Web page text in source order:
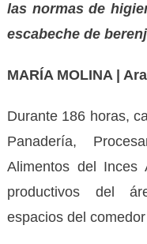
las normas de
escabeche de
MARÍA MOLINA |
Durante 186 horas,
Panadería,
Alimentos del Inces
productivos del
espacios del